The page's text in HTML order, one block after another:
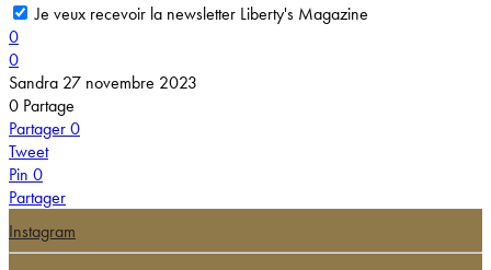
Je veux recevoir la newsletter Liberty's Magazine
0
0
Sandra 27 novembre 2023
0 Partage
Partager0
Tweet
Pin 0
Partager
Instagram